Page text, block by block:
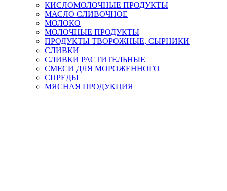
КИСЛОМОЛОЧНЫЕ ПРОДУКТЫ
МАСЛО СЛИВОЧНОЕ
МОЛОКО
МОЛОЧНЫЕ ПРОДУКТЫ
ПРОДУКТЫ ТВОРОЖНЫЕ, СЫРНИКИ
СЛИВКИ
СЛИВКИ РАСТИТЕЛЬНЫЕ
СМЕСИ ДЛЯ МОРОЖЕННОГО
СПРЕДЫ
МЯСНАЯ ПРОДУКЦИЯ